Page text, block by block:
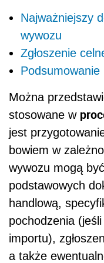
Najważniejszy
wywozu
Zgłoszenie
Podsumowanie
Można
stosowane w
jest
bowiem w
wywozu mogą
podstawowych
handlową,
pochodzenia
importu),
a także